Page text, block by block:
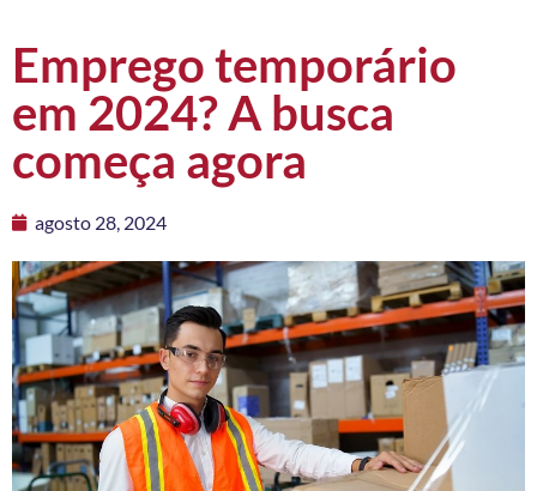
Emprego temporário
em 2024? A busca
começa agora
agosto 28, 2024